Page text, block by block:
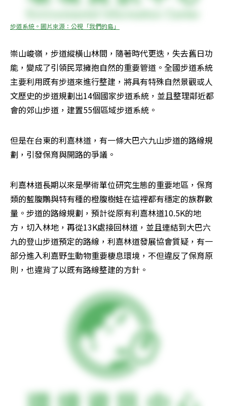
步道系統。圖片來源：公視「我們的島」
崇山峻嶺，步道縱橫山林間，隨著時代更迭，失去舊日功
能，變成了引領民眾擁抱自然的重要管道。全國步道系統
主要利用既有步道來進行整建，將具有特殊自然景觀或人
文歷史的步道規劃出14個國家步道系統，並且整理鄰近都
會的郊山步道，建置55個區域步道系統。
但是在台東的利嘉林道，有一條大巴六九山步道的路線規
劃，引發保育與開路的爭議。
利嘉林道長期以來是學術單位研究生態的重要地區，保育
類的藍腹鷴與特有種的橙腹樹蛙在這裡都有穩定的族群數
量。步道的路線規劃，預計從原有利嘉林道10.5K的地
方，切入林地，再從13K處接回林道，並且連結到大巴六
九的登山步道預定的路線，利嘉林道發展協會質疑，有一
部分進入利嘉野生動物重要棲息環境，不但違反了保育原
則，也違背了以既有路線整建的方針。